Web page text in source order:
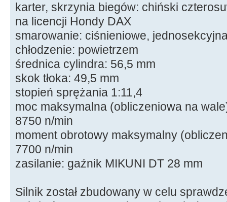
karter, skrzynia biegów: chiński
na licencji Hondy DAX
smarowanie: ciśnieniowe,
chłodzenie: powietrzem
średnica cylindra: 56,5 mm
skok tłoka: 49,5 mm
stopień sprężania 1:11,4
moc maksymalna (obliczeniowa na
8750 n/min
moment obrotowy maksymalny
7700 n/min
zasilanie: gaźnik MIKUNI DT 28 mm
Silnik został zbudowany w celu